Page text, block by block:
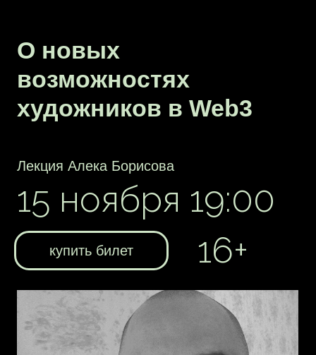
22 ноября 19:00
16+
купить билет
Artist talk
Дмитрий Роткин — художник,
визуализатор и геймдизайнер.
Екатерина Михатова — куратор и арт-
менеджер. Вместе они составляют арт-
группу Keeping Zeitgeist gallery,
мимикрирующую под онлайн-галерею